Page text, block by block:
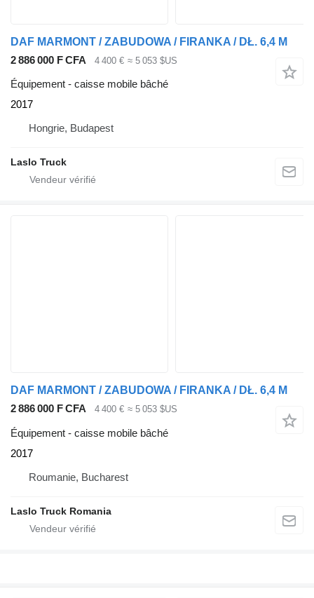
DAF MARMONT / ZABUDOWA / FIRANKA / DŁ. 6,4 M
2 886 000 F CFA
4 400 € ≈ 5 053 $US
Équipement - caisse mobile bâché
2017
Hongrie, Budapest
Laslo Truck
DAF MARMONT / ZABUDOWA / FIRANKA / DŁ. 6,4 M
2 886 000 F CFA
4 400 € ≈ 5 053 $US
Équipement - caisse mobile bâché
2017
Roumanie, Bucharest
Laslo Truck Romania